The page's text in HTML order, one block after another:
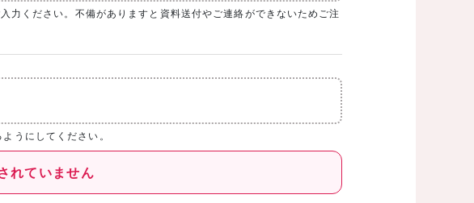
力ください。不備がありますと資料送付やご連絡ができないためご注
うにしてください。
れていません